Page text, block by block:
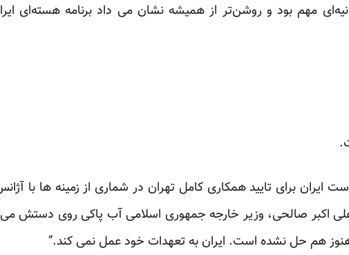
مهم بود و روشن‌تر از همیشه نشان می داد برنامه هسته‌ای
ایران برای تایید همکاری کامل تهران در شماری از زمینه ها با
۴۰ دقیقه ای با علی اکبر صالحی، وزیر خارجه جمهوری اسلامی آب پاکی روی
هم حل نشده است. ایران به تعهدات خود عمل نمی کند.”